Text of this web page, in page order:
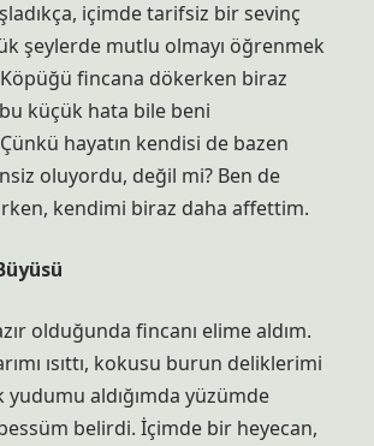
içimde tarifsiz bir sevinç
şeylerde mutlu olmayı öğrenmek
fincana dökerken biraz
küçük hata bile beni
hayatın kendisi de bazen
oluyordu, değil mi? Ben de
kendimi biraz daha affettim.
olduğunda fincanı elime aldım.
ısıttı, kokusu burun deliklerimi
aldığımda yüzümde
belirdi. İçimde bir heyecan,